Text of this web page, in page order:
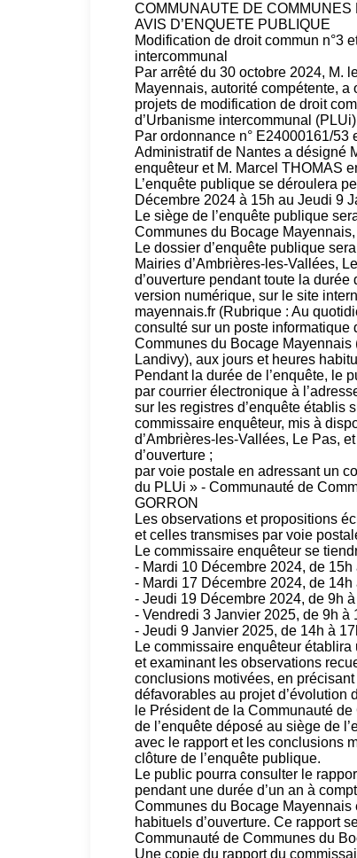
COMMUNAUTE DE
AVIS D’ENQUETE PUBLIQUE
Modification de droit commun n°3
intercommunal
Par arrêté du 30 octobre 2024, M.
Mayennais, autorité compétente, a
projets de modification de droit
d’Urbanisme intercommunal
Par ordonnance n° E24000161/53
Administratif de Nantes a désigné
enquêteur et M. Marcel THOMAS
L’enquête publique se déroulera
Décembre 2024 à 15h au Jeudi 9
Le siège de l’enquête publique
Communes du Bocage
Le dossier d’enquête publique
Mairies d’Ambrières-les-Vallées,
d’ouverture pendant toute la
version numérique, sur le site
mayennais.fr (Rubrique : Au
consulté sur un poste
Communes du Bocage Mayennais
Landivy), aux jours et heures
Pendant la durée de l’enquête, le
par courrier électronique à
sur les registres d’enquête établis
commissaire enquêteur, mis à
d’Ambrières-les-Vallées, Le Pas,
d’ouverture ;
par voie postale en adressant un
du PLUi » - Communauté de
GORRON
Les observations et propositions
et celles transmises par voie
Le commissaire enquêteur se
- Mardi 10 Décembre 2024, de
- Mardi 17 Décembre 2024, de
- Jeudi 19 Décembre 2024, de 9h
- Vendredi 3 Janvier 2025, de 9h
- Jeudi 9 Janvier 2025, de 14h à
Le commissaire enquêteur
et examinant les observations
conclusions motivées, en
défavorables au projet d’évolution
le Président de la Communauté
de l’enquête déposé au siège de
avec le rapport et les conclusions
clôture de l’enquête publique.
Le public pourra consulter le
pendant une durée d’un an à
Communes du Bocage
habituels d’ouverture. Ce rapport
Communauté de Communes du
Une copie du rapport du